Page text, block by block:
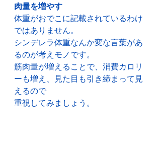
肉量を増やす
体重がおでこに記載されているわけ
ではありません。
シンデレラ体重なんか変な言葉があ
るのが考えモノです。
筋肉量が増えることで、消費カロリ
ーも増え、見た目も引き締まって見
えるので
重視してみましょう。